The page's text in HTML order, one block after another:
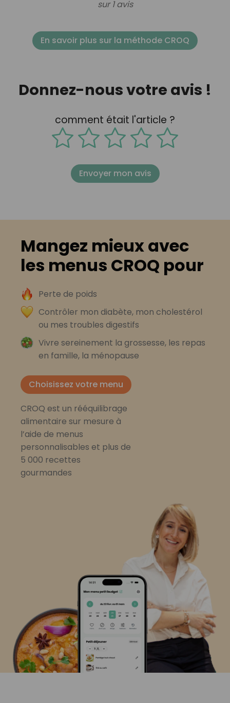
sur 1 avis
En savoir plus sur la méthode CROQ
Donnez-nous votre avis !
comment était l'article ?
Envoyer mon avis
Mangez mieux avec
les menus CROQ pour
Perte de poids
Contrôler mon diabète, mon cholestérol
ou mes troubles digestifs
Vivre sereinement la grossesse, les repas
en famille, la ménopause
Choisissez votre menu
CROQ est un rééquilibrage
alimentaire sur mesure à
l’aide de menus
personnalisables et plus de
5 000 recettes
gourmandes